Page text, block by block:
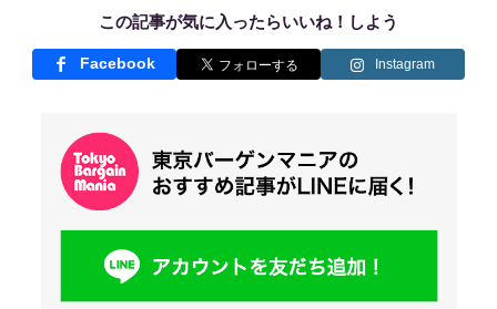
この記事が気に入ったらいいね！しよう
Facebook Instagram